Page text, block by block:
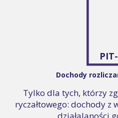
Dochody
Tylko dla tych, którzy
ryczałtowego: dochody
działalaności